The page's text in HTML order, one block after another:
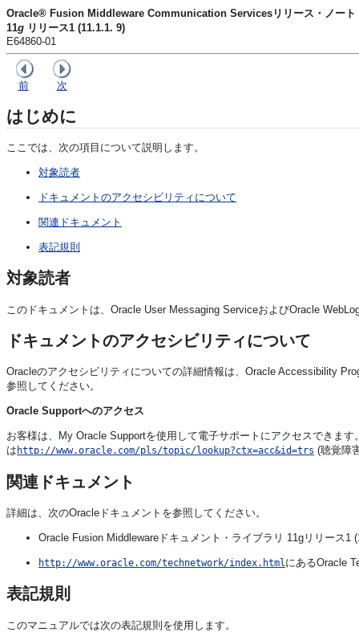
Oracle® Fusion Middleware Communication Servicesリリース・ノート
11g リリース1 (11.1.1. 9)
E64860-01
前 次
はじめに
ここでは、次の項目について説明します。
対象読者
ドキュメントのアクセシビリティについて
関連ドキュメント
表記規則
対象読者
このドキュメントは、Oracle User Messaging ServiceおよびOracle
ドキュメントのアクセシビリティについて
Oracleのアクセシビリティについての詳細情報は、Oracle Accessibility
参照してください。
Oracle Supportへのアクセス
お客様は、My Oracle Supportを使用して電子サポートにアクセスできます
は http://www.oracle.com/pls/topic/lookup?ctx=acc&id=trs (聴覚障
関連ドキュメント
詳細は、次のOracleドキュメントを参照してください。
Oracle Fusion Middlewareドキュメント・ライブラリ 11gリリース1
http://www.oracle.com/technetwork/index.htmlにあるOracle
表記規則
このマニュアルでは次の表記規則を使用します。